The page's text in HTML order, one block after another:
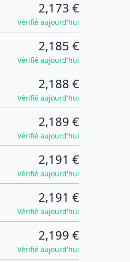
2,173 €
Vérifié aujourd'hui
2,185 €
Vérifié aujourd'hui
2,188 €
Vérifié aujourd'hui
2,189 €
Vérifié aujourd'hui
2,191 €
Vérifié aujourd'hui
2,191 €
Vérifié aujourd'hui
2,199 €
Vérifié aujourd'hui